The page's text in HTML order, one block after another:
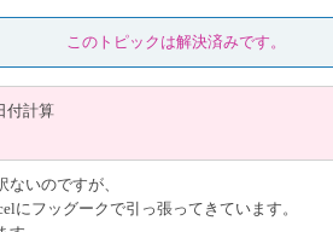
このトピックは解決済みです。
付計算
いのですが、
にフッグークで引っ張ってきています。